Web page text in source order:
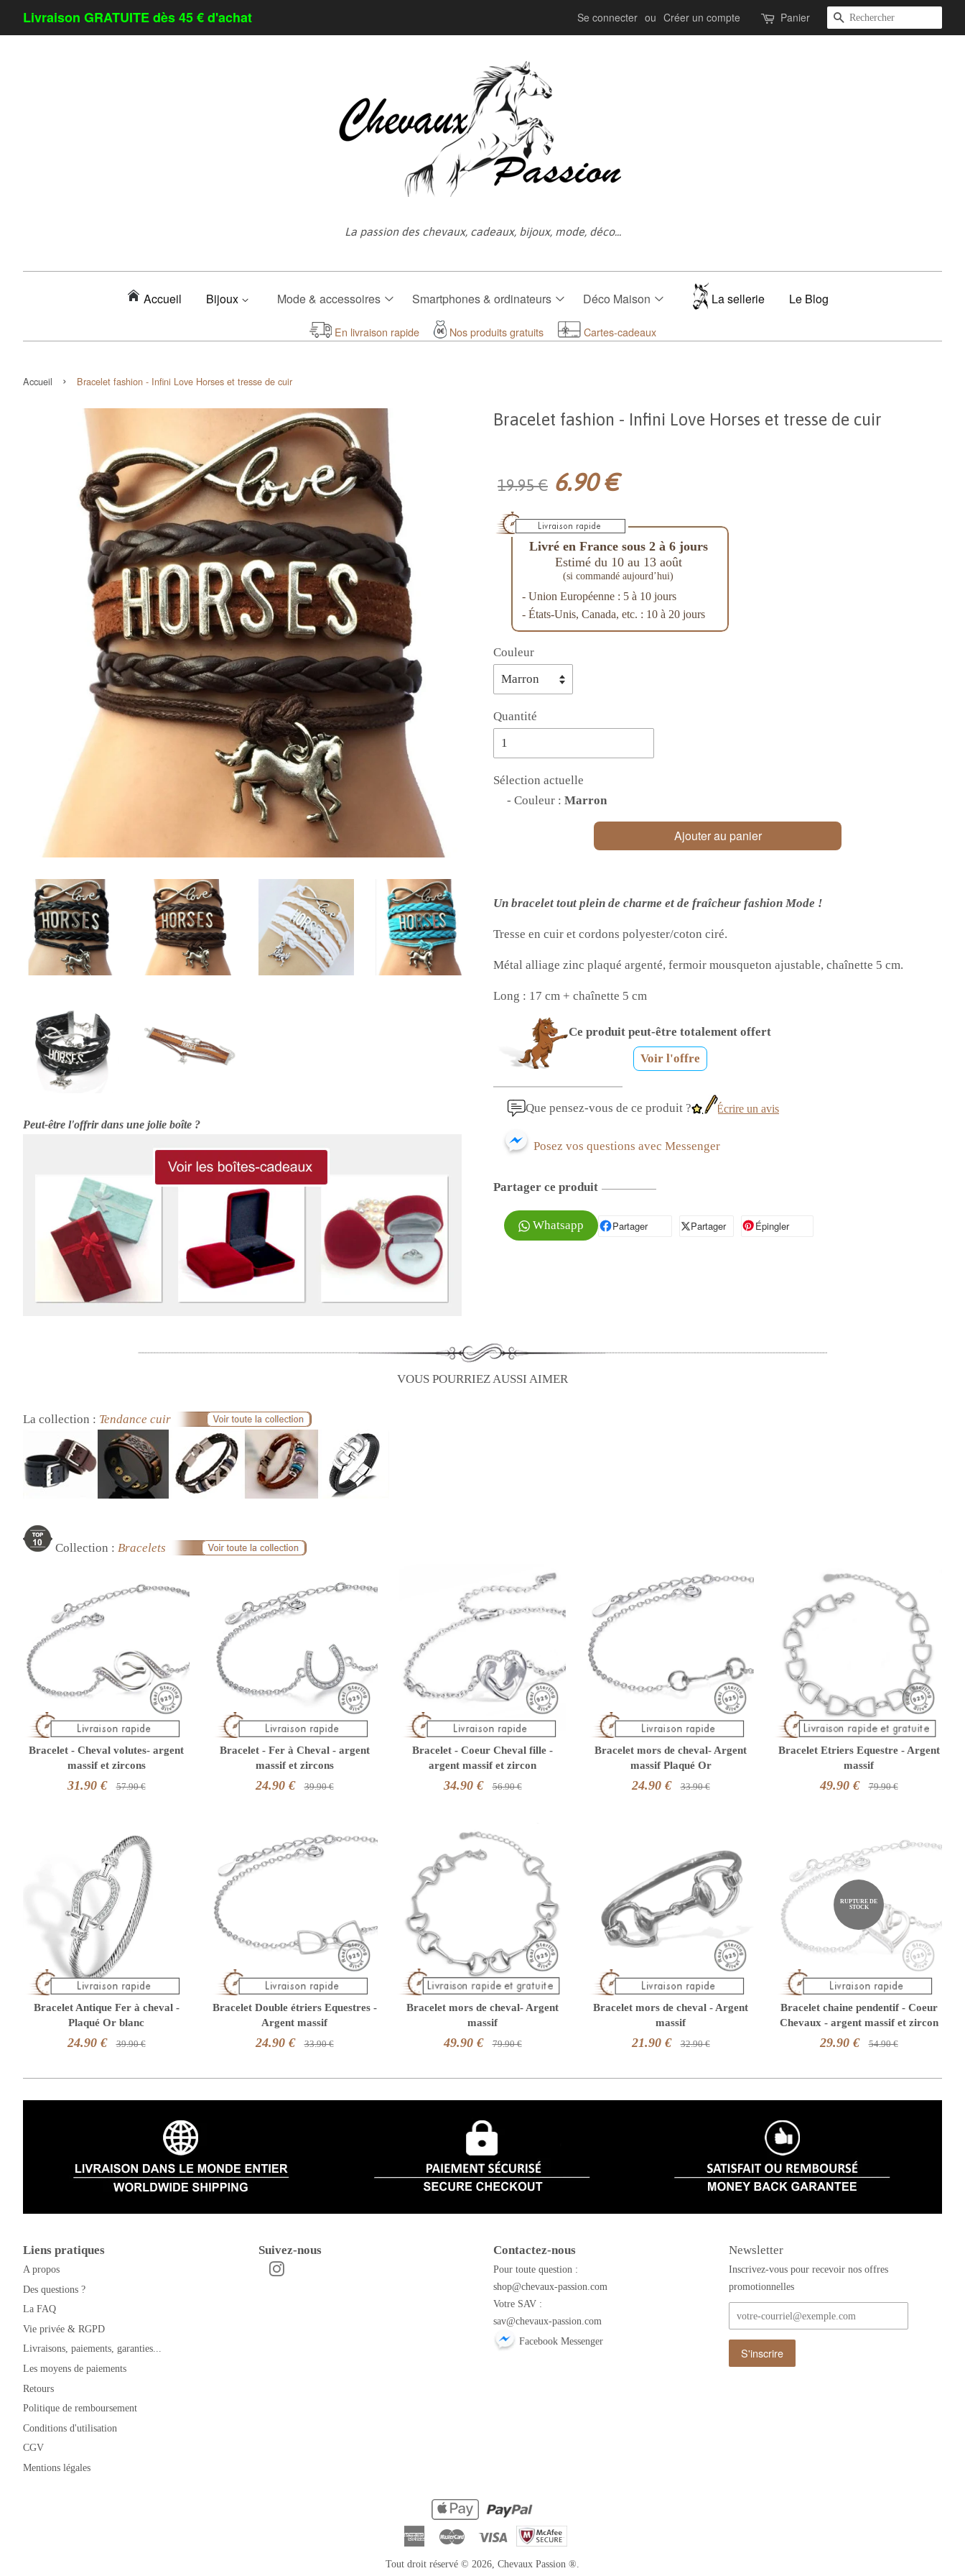
Livraison GRATUITE dès 45 € d'achat Se connecter ou Créer un compte Panier Recherche
La passion des chevaux, cadeaux, bijoux, mode, déco...
Accueil Bijoux Mode & accessoires Smartphones & ordinateurs Déco Maison La sellerie Le Blog
En livraison rapide Nos produits gratuits Cartes-cadeaux
Accueil › Bracelet fashion - Infini Love Horses et tresse de cuir
Peut-être l'offrir dans une jolie boîte ?
Bracelet fashion - Infini Love Horses et tresse de cuir
19.95 € 6.90 €
Livré en France sous 2 à 6 jours
Estimé du 10 au 13 août
(si commandé aujourd’hui)
- Union Européenne : 5 à 10 jours
- États-Unis, Canada, etc. : 10 à 20 jours
Couleur
Quantité
Sélection actuelle
- Couleur : Marron
Ajouter au panier
Un bracelet tout plein de charme et de fraîcheur fashion Mode !
Tresse en cuir et cordons polyester/coton ciré.
Métal alliage zinc plaqué argenté, fermoir mousqueton ajustable, chaînette 5 cm.
Long : 17 cm + chaînette 5 cm
Ce produit peut-être totalement offert
Voir l'offre
Que pensez-vous de ce produit ? Écrire un avis
Posez vos questions avec Messenger
Partager ce produit
Whatsapp PartagerPartager sur Facebook
Partager
Partager sur XÉpinglerÉpingler sur Pinterest
VOUS POURRIEZ AUSSI AIMER
La collection : Tendance cuir
Collection : Bracelets
Bracelet - Cheval volutes- argent
massif et zircons
31.90 € 57.90 €
Bracelet - Fer à Cheval - argent
massif et zircons
24.90 € 39.90 €
Bracelet - Coeur Cheval fille -
argent massif et zircon
34.90 € 56.90 €
Bracelet mors de cheval- Argent
massif Plaqué Or
24.90 € 33.90 €
Bracelet Etriers Equestre - Argent
massif
49.90 € 79.90 €
Bracelet Antique Fer à cheval -
Plaqué Or blanc
24.90 € 39.90 €
Bracelet Double étriers Equestres -
Argent massif
24.90 € 33.90 €
Bracelet mors de cheval- Argent
massif
49.90 € 79.90 €
Bracelet mors de cheval - Argent
massif
21.90 € 32.90 €
RUPTURE DE
STOCK
Bracelet chaine pendentif - Coeur
Chevaux - argent massif et zircon
29.90 € 54.90 €
Liens pratiques
A propos
Des questions ?
La FAQ
Vie privée & RGPD
Livraisons, paiements, garanties...
Les moyens de paiements
Retours
Politique de remboursement
Conditions d'utilisation
CGV
Mentions légales
Suivez-nous
FacebookInstagram
Contactez-nous
Pour toute question :
shop@chevaux-passion.com
Votre SAV :
sav@chevaux-passion.com
Facebook Messenger
Newsletter
Inscrivez-vous pour recevoir nos offres
promotionnelles
American Master Visa
Tout droit réservé © 2026, Chevaux Passion ®.